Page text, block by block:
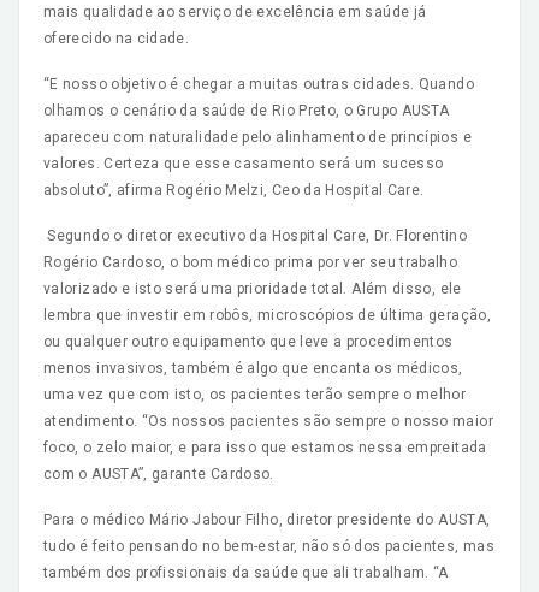
mais qualidade ao serviço de excelência em saúde já
oferecido na cidade.
“E nosso objetivo é chegar a muitas outras cidades. Quando
olhamos o cenário da saúde de Rio Preto, o Grupo AUSTA
apareceu com naturalidade pelo alinhamento de princípios e
valores. Certeza que esse casamento será um sucesso
absoluto”, afirma Rogério Melzi, Ceo da Hospital Care.
Segundo o diretor executivo da Hospital Care, Dr. Florentino
Rogério Cardoso, o bom médico prima por ver seu trabalho
valorizado e isto será uma prioridade total. Além disso, ele
lembra que investir em robôs, microscópios de última geração,
ou qualquer outro equipamento que leve a procedimentos
menos invasivos, também é algo que encanta os médicos,
uma vez que com isto, os pacientes terão sempre o melhor
atendimento. “Os nossos pacientes são sempre o nosso maior
foco, o zelo maior, e para isso que estamos nessa empreitada
com o AUSTA”, garante Cardoso.
Para o médico Mário Jabour Filho, diretor presidente do AUSTA,
tudo é feito pensando no bem-estar, não só dos pacientes, mas
também dos profissionais da saúde que ali trabalham. “A